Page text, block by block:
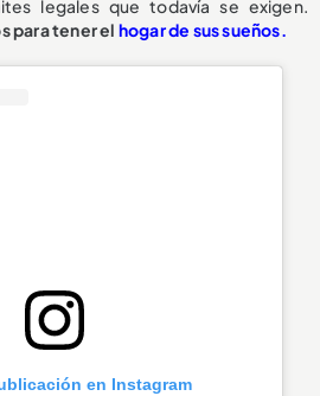
legales que todavía se exigen.
para tener el hogar de sus sueños.
en Instagram